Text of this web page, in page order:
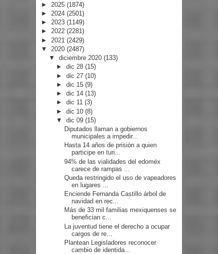
► 2025 (1874)
► 2024 (2501)
► 2023 (1149)
► 2022 (2281)
► 2021 (2429)
▼ 2020 (2487)
▼ diciembre 2020 (133)
►dic 28(15)
►dic 27(10)
►dic 15(9)
►dic 14(13)
►dic 11(3)
►dic 10(8)
▼dic 09(15)
Diputados llaman a gobiernos
municipales a impedir...
Hasta 14 años de prisión a quien
participe en turi...
94% de las vialidades del edoméx
carece de rampas ...
Queda restringido el uso de vapeadores
en lugares ...
Enciende Fernanda Castillo árbol de
navidad en rec...
Más de 33 mil familias mexiquenses se
benefician c...
La juventud tiene el derecho a ocupar
cargos de re...
Plantean Legisladores reconocer
cambio de identida...